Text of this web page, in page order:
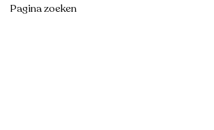
Pagina zoeken